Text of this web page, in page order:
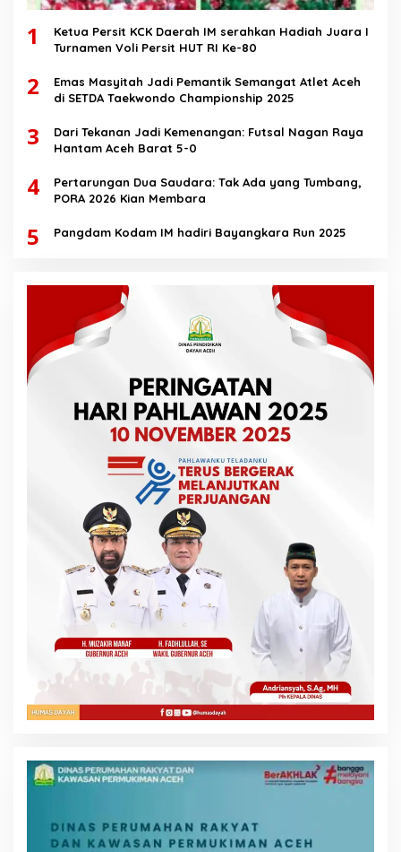
1
Ketua Persit KCK Daerah IM serahkan Hadiah Juara I
Turnamen Voli Persit HUT RI Ke-80
2
Emas Masyitah Jadi Pemantik Semangat Atlet Aceh
di SETDA Taekwondo Championship 2025
3
Dari Tekanan Jadi Kemenangan: Futsal Nagan Raya
Hantam Aceh Barat 5-0
4
Pertarungan Dua Saudara: Tak Ada yang Tumbang,
PORA 2026 Kian Membara
5 Pangdam Kodam IM hadiri Bayangkara Run 2025